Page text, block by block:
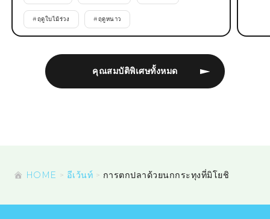
คุณสมบัติพิเศษทั้งหมด
#ฤดูใบไม้ร่วง #ฤดูหนาว
HOME อีเว้นท์ การตกปลาด้วยนกกระทุงที่มิโยชิ